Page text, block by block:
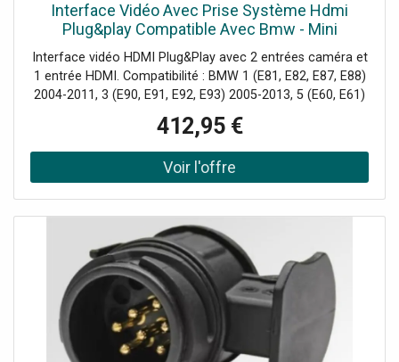
Interface Vidéo Avec Prise Système Hdmi
Plug&play Compatible Avec Bmw - Mini
Phonocar
Interface vidéo HDMI Plug&Play avec 2 entrées caméra et
1 entrée HDMI. Compatibilité : BMW 1 (E81, E82, E87, E88)
2004-2011, 3 (E90, E91, E92, E93) 2005-2013, 5 (E60, E61)
2003-2010, X5 (E70) 2007-2013 (Système : CCC avec
écran 6,6" ou 8,8", iDrive avec écran 6,6" ou 8,8") MINI F55
2014>, F56 2014> (Système : NBT avec écran 6,5"/8,4 " /
10,25")
412,95 €